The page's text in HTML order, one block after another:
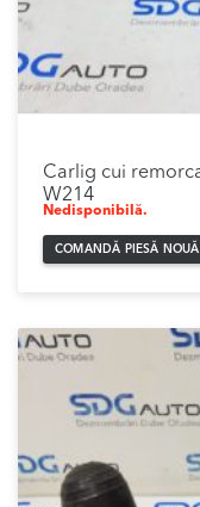
Carlig cui
W214
Nedisponibilă.
COMANDĂ PIESĂ NOUĂ